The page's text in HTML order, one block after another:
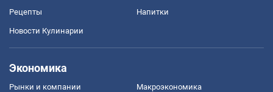
Рецепты Напитки
Новости Кулинарии
Экономика
Рынки и компании Mакроэкономика